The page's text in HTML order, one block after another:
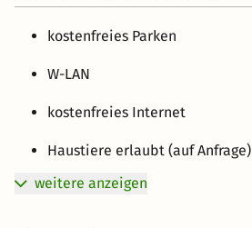
kostenfreies Parken
W-LAN
kostenfreies Internet
Haustiere erlaubt (auf Anfrage)
weitere anzeigen